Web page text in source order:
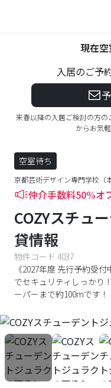
現在
入居のご予
来春以降の入居ご検討の方
からお気
空室待ち
京都芸術デザイン専門学校 （
仲介手数料50%オ
COZYスチュ
貸情報
物件コード 4037
《2027年度 先行予約受
でセキュリティしっかり
ーパーまで約100mです！